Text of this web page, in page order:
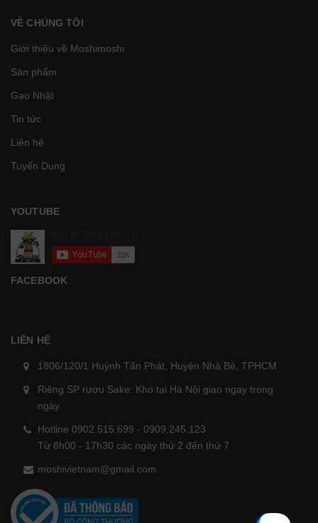
VỀ CHÚNG TÔI
Giới thiệu về Moshimoshi
Sản phẩm
Gạo Nhật
Tin tức
Liên hệ
Tuyển Dụng
YOUTUBE
FACEBOOK
LIÊN HỆ
1806/120/1 Huỳnh Tấn Phát, Huyện Nhà Bè, TPHCM
Riêng SP rượu Sake: Kho tại Hà Nội giao ngay trong
ngày.
Hotline 0902.515.699 - 0909.245.123
Từ 8h00 - 17h30 các ngày thứ 2 đến thứ 7
moshivietnam@gmail.com